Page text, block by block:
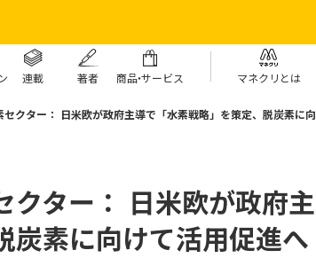
連載 著者 商品・サービス マネクリとは
セクター： 日米欧が政府主導で「水素戦略」を策定、脱炭素に向
クター： 日米欧が政府主
炭素に向けて活用促進へ